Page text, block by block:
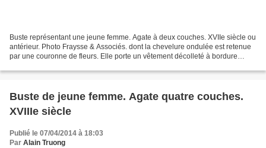
Buste représentant une jeune femme. Agate à deux couches. XVIIe siècle ou
antérieur. Photo Fraysse & Associés. dont la chevelure ondulée est retenue
par une couronne de fleurs. Elle porte un vêtement décolleté à bordure
Buste de jeune femme. Agate quatre couches.
XVIIIe siècle
Publié le 07/04/2014 à 18:03
Par Alain Truong